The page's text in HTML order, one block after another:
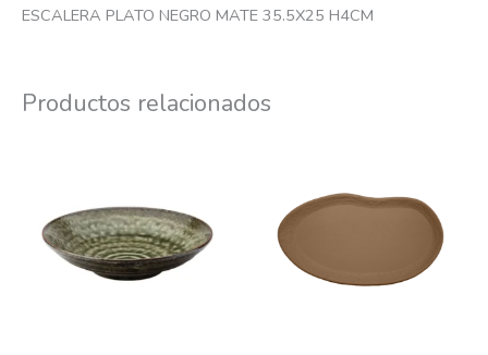
ESCALERA PLATO NEGRO MATE 35.5X25 H4CM
Productos relacionados